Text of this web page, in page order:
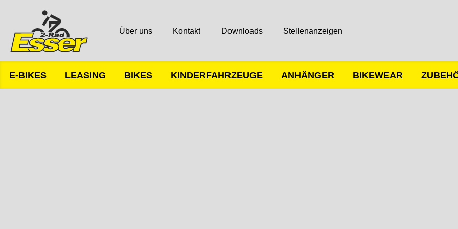
Über uns Kontakt Downloads Stellenanzeigen
E-BIKES LEASING BIKES KINDERFAHRZEUGE ANHÄNGER BIKEWEAR